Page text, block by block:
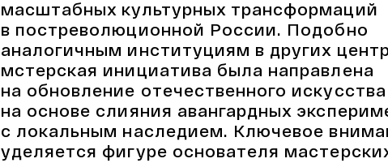
масштабных культурных трансформаций
в постреволюционной России. Подобно
аналогичным институциям в других
мстерская инициатива была направлена
на обновление отечественного искусства
на основе слияния авангардных
с локальным наследием. Ключевое
уделяется фигуре основателя